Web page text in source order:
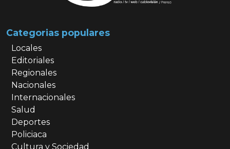
Categorias populares
Locales
Editoriales
Regionales
Nacionales
Internacionales
Salud
Deportes
Policiaca
Cultura y Sociedad